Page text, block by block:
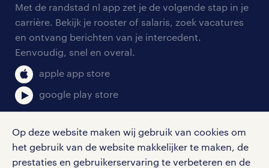
Op deze website maken wij gebruik van cookies om
het gebruik van de website makkelijker te maken, de
prestaties en gebruikerservaring te verbeteren en de
personeel gezocht
aanmelden nieuwsbrief
blogs en artikelen
salarischecker
bruto-netto calculator
onze vestigingen
pers
klachten en misstanden
Met de randstad nl app zet je de volgende stap in je
carrière. Bekijk je rooster of salaris, zoek vacatures
en ontvang berichten van je intercedent.
Eenvoudig, snel en overal.
apple app store
google play store
social media